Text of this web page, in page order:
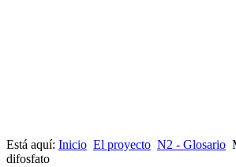
Está aquí: Inicio El proyecto N2 - Glosario
difosfato